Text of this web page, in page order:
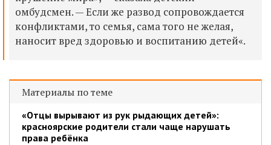
омбудсмен. — Если же развод сопровождается
конфликтами, то семья, сама того не желая,
наносит вред здоровью и воспитанию детей«.
Материалы по теме
«Отцы вырывают из рук рыдающих детей»:
красноярские родители стали чаще нарушать
права ребёнка